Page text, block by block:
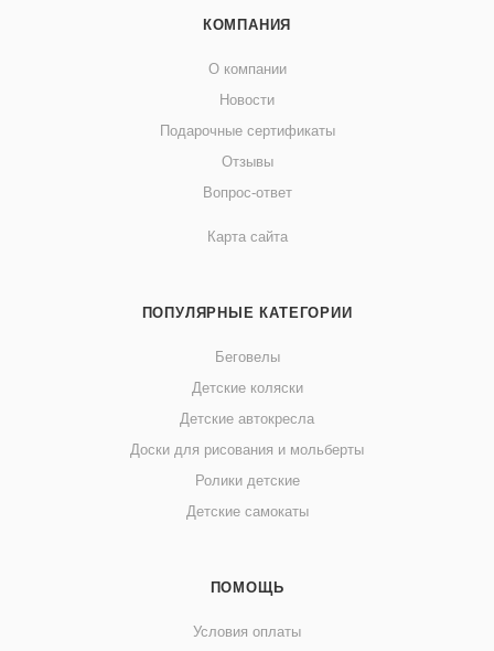
КОМПАНИЯ
О компании
Новости
Подарочные сертификаты
Отзывы
Вопрос-ответ
Карта сайта
ПОПУЛЯРНЫЕ КАТЕГОРИИ
Беговелы
Детские коляски
Детские автокресла
Доски для рисования и мольберты
Ролики детские
Детские самокаты
ПОМОЩЬ
Условия оплаты